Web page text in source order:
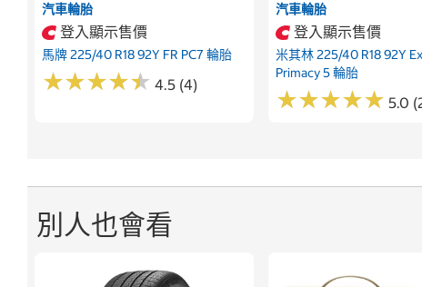
汽車輪胎
登入顯示售價
馬牌 225/40 R18 92Y FR PC7 輪胎
★★★★★
★★★★★ 4.5 (4)
汽車輪胎
登入顯示售價
米其林 225/40 R18 92Y
Primacy 5 輪胎
★★★★★
★★★★★ 5.0
別人也會看